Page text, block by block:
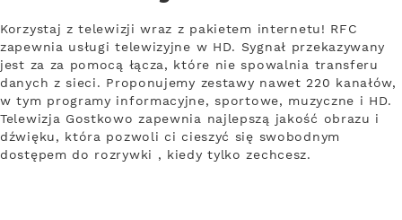
Korzystaj z telewizji wraz z pakietem internetu! RFC
zapewnia usługi telewizyjne w HD. Sygnał przekazywany
jest za za pomocą łącza, które nie spowalnia transferu
danych z sieci. Proponujemy zestawy nawet 220 kanałów,
w tym programy informacyjne, sportowe, muzyczne i HD.
Telewizja Gostkowo zapewnia najlepszą jakość obrazu i
dźwięku, która pozwoli ci cieszyć się swobodnym
dostępem do rozrywki , kiedy tylko zechcesz.